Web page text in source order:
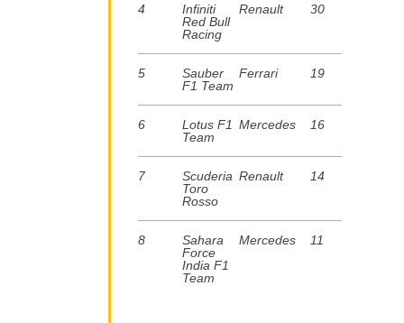
4
Infiniti
Red Bull
Racing
Renault 30
5
Sauber
F1 Team
Ferrari 19
6
Lotus F1
Team
Mercedes 16
7
Scuderia
Toro
Rosso
Renault 14
8
Sahara
Force
India F1
Team
Mercedes 11